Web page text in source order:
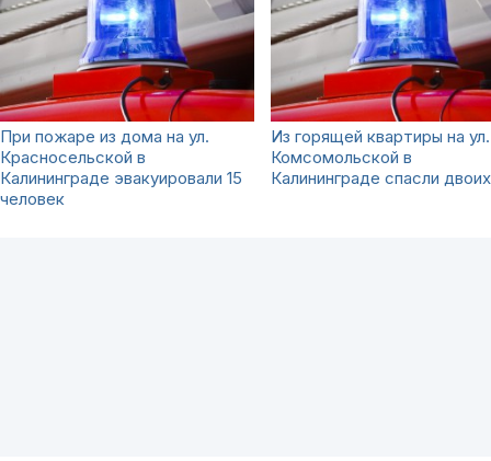
При пожаре из дома на ул.
Красносельской в
Калининграде эвакуировали 15
человек
Из горящей квартиры на ул.
Комсомольской в
Калининграде спасли двоих